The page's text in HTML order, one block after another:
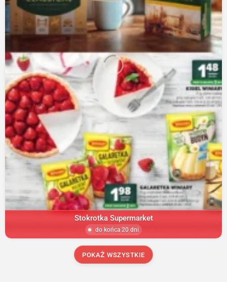
Stokrotka Supermarket
do końca 20 dni
POKAŻ WSZYSTKIE